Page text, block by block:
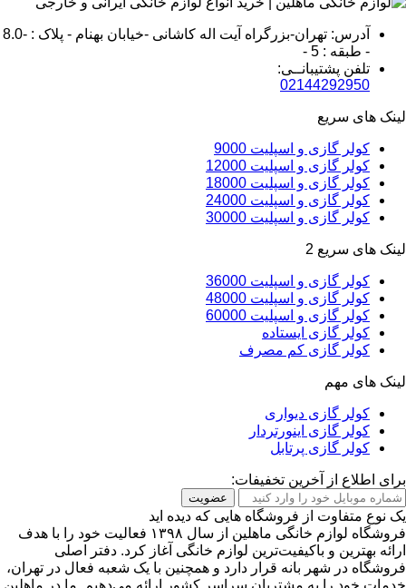
آدرس: تهران-بزرگراه آیت اله کاشانی -خیابان بهنام - پلاک : -8.0
- طبقه : 5 -
تلفن پشتیبانــی:
02144292950
لینک های سریع
کولر گازی و اسپلیت 9000
کولر گازی و اسپلیت 12000
کولر گازی و اسپلیت 18000
کولر گازی و اسپلیت 24000
کولر گازی و اسپلیت 30000
لینک های سریع 2
کولر گازی و اسپلیت 36000
کولر گازی و اسپلیت 48000
کولر گازی و اسپلیت 60000
کولر گازی ایستاده
کولر گازی کم مصرف
لینک های مهم
کولر گازی دیواری
کولر گازی اینورتردار
کولر گازی پرتابل
برای اطلاع از آخرین تخفیفات:
عضویت
یک نوع متفاوت از فروشگاه هایی که دیده اید
فروشگاه لوازم خانگی ماهلین از سال ۱۳۹۸ فعالیت خود را با هدف
ارائه بهترین و باکیفیت‌ترین لوازم خانگی آغاز کرد. دفتر اصلی
فروشگاه در شهر بانه قرار دارد و همچنین با یک شعبه فعال در تهران،
خدمات خود را به مشتریان سراسر کشور ارائه می‌دهیم. ما در ماهلین